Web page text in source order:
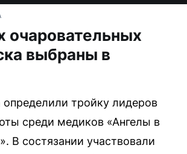
очаровательных
выбраны в
тройку лидеров
среди медиков «Ангелы в
В состязании участвовали